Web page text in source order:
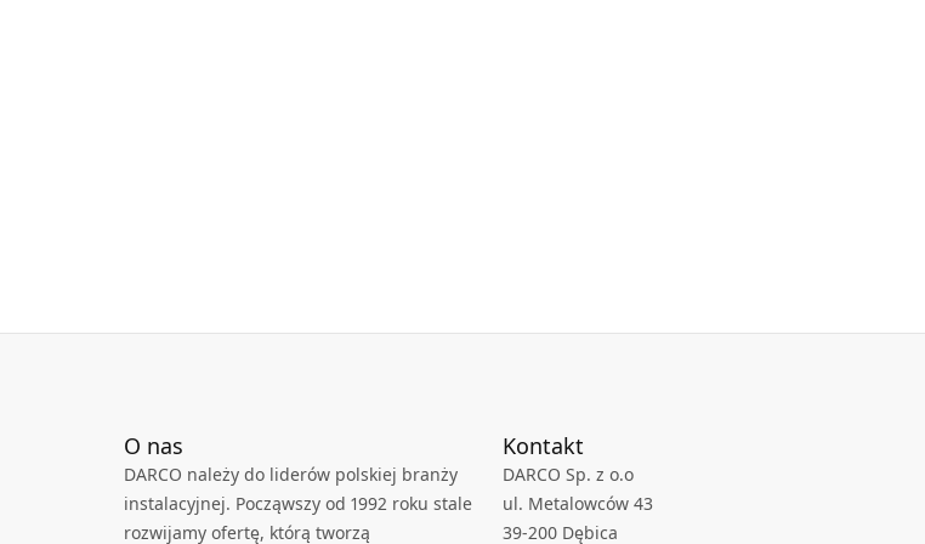
O nas
DARCO należy do liderów polskiej branży
instalacyjnej. Począwszy od 1992 roku stale
rozwijamy ofertę, którą tworzą
Kontakt
DARCO Sp. z o.o
ul. Metalowców 43
39-200 Dębica